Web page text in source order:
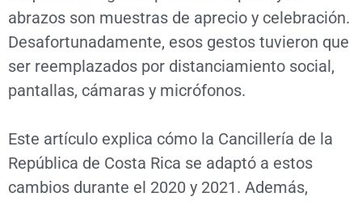
abrazos son muestras de aprecio y celebración.
Desafortunadamente, esos gestos tuvieron que
ser reemplazados por distanciamiento social,
pantallas, cámaras y micrófonos.
Este artículo explica cómo la Cancillería de la
República de Costa Rica se adaptó a estos
cambios durante el 2020 y 2021. Además,